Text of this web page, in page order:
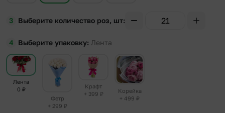
Выберите количество роз, шт
Выберите упаковку Лента
Лента
0 ₽
Фетр
+ 299 ₽
Крафт
+ 399 ₽
Корейка
+ 499 ₽